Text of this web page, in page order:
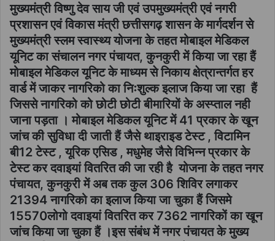
मुख्यमंत्री विष्णु देव साय जी एवं उपमुख्यमंत्री एवं नगरी
प्रशासन एवं विकास मंत्री छत्तीसगढ़ शासन के मार्गदर्शन से
मुख्यमंत्री स्लम स्वास्थ्य योजना के तहत मोबाइल मेडिकल
यूनिट का संचालन नगर पंचायत, कुनकुरी में किया जा रहा हैं
मोबाइल मेडिकल यूनिट के माध्यम से निकाय क्षेत्रान्तर्गत हर
वार्ड में जाकर नागरिको का निःशुल्क इलाज किया जा रहा हैं
जिससे नागरिको को छोटी छोटी बीमारियों के अस्प्ताल नही
जाना पड़ता । मोबाइल मेडिकल यूनिट में 41 प्रकार के खून
जांच की सुविधा दी जाती हैं जैसे थाइराइड टेस्ट , विटामिन
बी12 टेस्ट , यूरिक एसिड , मधुमेह जैसे विभिन्न प्रकार के
टेस्ट कर दवाइयां वितरित की जा रही है योजना के तहत नगर
पंचायत, कुनकुरी में अब तक कुल 306 शिविर लगाकर
21394 नागरिको का इलाज किया जा चुका हैं जिसमे
15570लोगो दवाइयां वितरित कर 7362 नागरिकों का खून
जांच किया जा चुका हैं ।इस संबंध में नगर पंचायत के मुख्य